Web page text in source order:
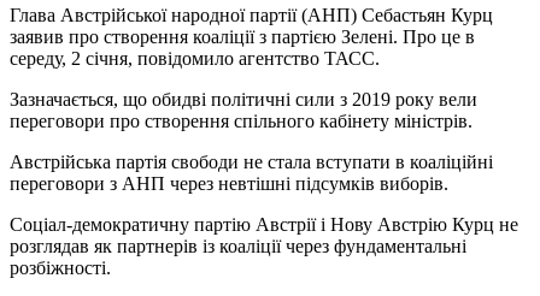
Глава Австрійської народної партії (АНП) Себастьян Курц
заявив про створення коаліції з партією Зелені. Про це в
середу, 2 січня, повідомило агентство ТАСС.
Зазначається, що обидві політичні сили з 2019 року вели
переговори про створення спільного кабінету міністрів.
Австрійська партія свободи не стала вступати в коаліційні
переговори з АНП через невтішні підсумків виборів.
Соціал-демократичну партію Австрії і Нову Австрію Курц не
розглядав як партнерів із коаліції через фундаментальні
розбіжності.